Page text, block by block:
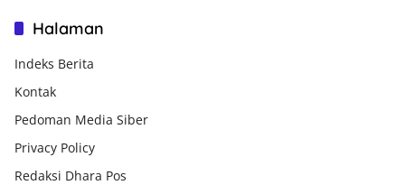
Halaman
Indeks Berita
Kontak
Pedoman Media Siber
Privacy Policy
Redaksi Dhara Pos